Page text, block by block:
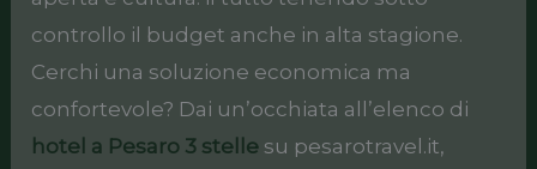
controllo il budget anche in alta stagione.
Cerchi una soluzione economica ma
confortevole? Dai un’occhiata all’elenco di
hotel a Pesaro 3 stelle su pesarotravel.it,